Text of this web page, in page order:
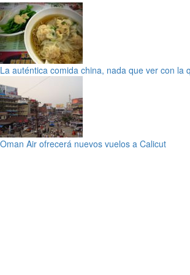
La auténtica comida china, nada que ver con la
Oman Air ofrecerá nuevos vuelos a Calicut